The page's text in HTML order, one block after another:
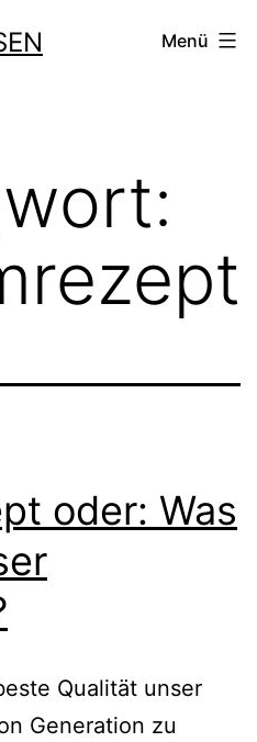
Menü
oder: Was
Qualität unser
Generation zu